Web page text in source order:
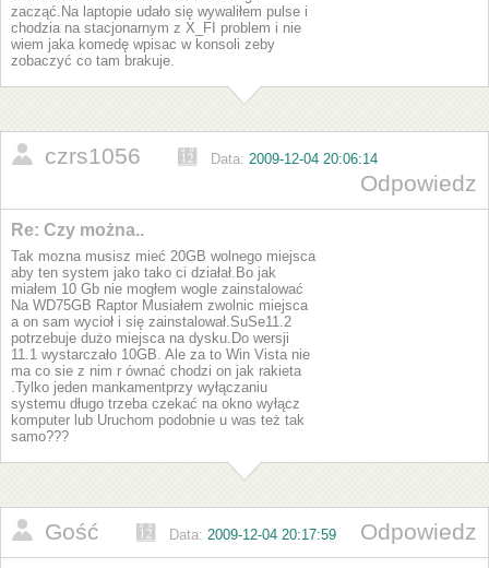
zacząć.Na laptopie udało się wywaliłem pulse i
chodzia na stacjonarnym z X_FI problem i nie
wiem jaka komedę wpisac w konsoli zeby
zobaczyć co tam brakuje.
czrs1056 Data: 2009-12-04 20:06:14
Odpowiedz
Re: Czy można..
Tak mozna musisz mieć 20GB wolnego miejsca
aby ten system jako tako ci działał.Bo jak
miałem 10 Gb nie mogłem wogle zainstalować
Na WD75GB Raptor Musiałem zwolnic miejsca
a on sam wycioł i się zainstalował.SuSe11.2
potrzebuje dużo miejsca na dysku.Do wersji
11.1 wystarczało 10GB. Ale za to Win Vista nie
ma co sie z nim r ównać chodzi on jak rakieta
.Tylko jeden mankamentprzy wyłączaniu
systemu długo trzeba czekać na okno wyłącz
komputer lub Uruchom podobnie u was też tak
samo???
Gość Data: 2009-12-04 20:17:59 Odpowiedz